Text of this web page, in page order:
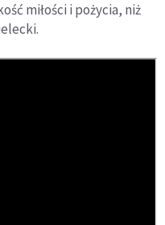
miłości i pożycia, niż